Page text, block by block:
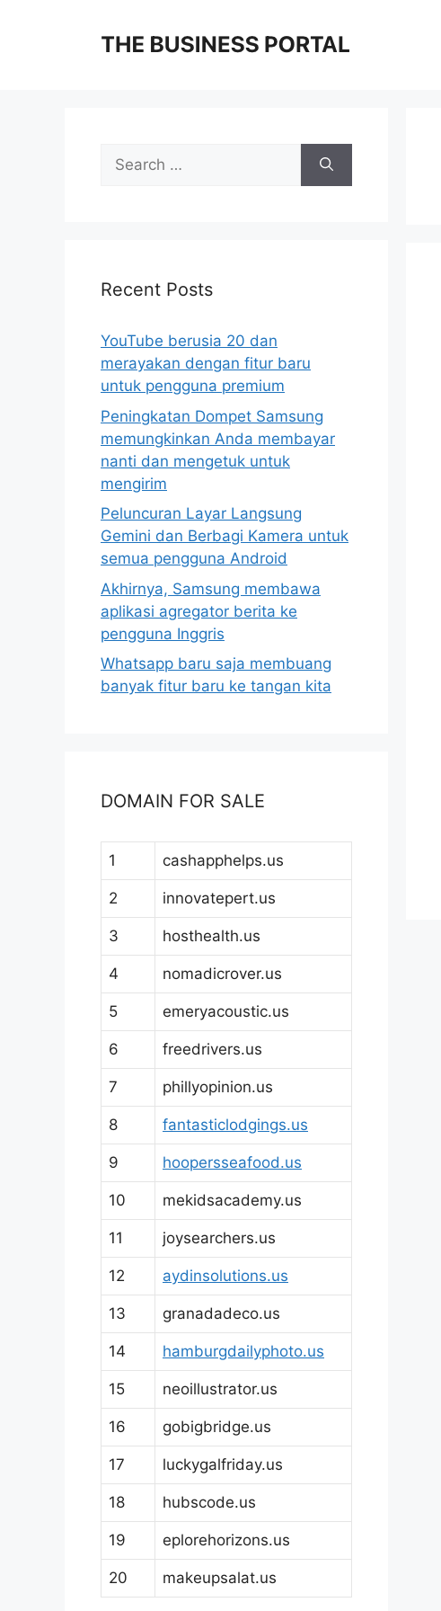
Search
for:
Recent Posts
YouTube berusia 20 dan
merayakan dengan fitur baru
untuk pengguna premium
Peningkatan Dompet Samsung
memungkinkan Anda membayar
nanti dan mengetuk untuk
mengirim
Peluncuran Layar Langsung
Gemini dan Berbagi Kamera untuk
semua pengguna Android
Akhirnya, Samsung membawa
aplikasi agregator berita ke
pengguna Inggris
Whatsapp baru saja membuang
banyak fitur baru ke tangan kita
DOMAIN FOR SALE
1 cashapphelps.us
2 innovatepert.us
3 hosthealth.us
4 nomadicrover.us
5 emeryacoustic.us
6 freedrivers.us
7 phillyopinion.us
8 fantasticlodgings.us
9 hoopersseafood.us
10 mekidsacademy.us
11 joysearchers.us
12 aydinsolutions.us
13 granadadeco.us
14 hamburgdailyphoto.us
15 neoillustrator.us
16 gobigbridge.us
17 luckygalfriday.us
18 hubscode.us
19 eplorehorizons.us
20 makeupsalat.us